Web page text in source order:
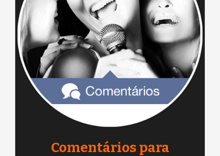
Comentários para